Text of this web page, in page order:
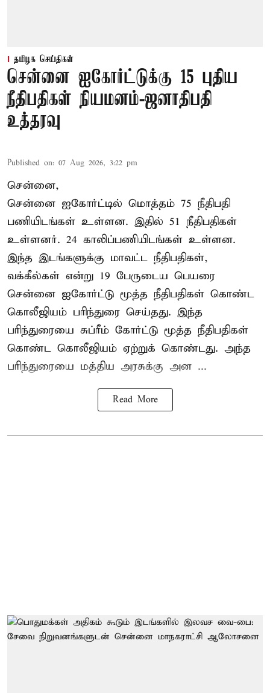
தமிழக செய்திகள்
சென்னை ஐகோர்ட்டுக்கு 15 புதிய
நீதிபதிகள் நியமனம்-ஜனாதிபதி
உத்தரவு
Published on: 07 Aug 2026, 3:22 pm
சென்னை,
சென்னை ஐகோர்ட்டில் மொத்தம் 75 நீதிபதி
பணியிடங்கள் உள்ளன. இதில் 51 நீதிபதிகள்
உள்ளனர். 24 காலிப்பணியிடங்கள் உள்ளன.
இந்த இடங்களுக்கு மாவட்ட நீதிபதிகள்,
வக்கீல்கள் என்று 19 பேருடைய பெயரை
சென்னை ஐகோர்ட்டு மூத்த நீதிபதிகள் கொண்ட
கொலீஜியம் பரிந்துரை செய்தது. இந்த
பரிந்துரையை சுப்ரீம் கோர்ட்டு மூத்த நீதிபதிகள்
கொண்ட கொலீஜியம் ஏற்றுக் கொண்டது. அந்த
பரிந்துரையை மத்திய அரசுக்கு அன ...
Read More